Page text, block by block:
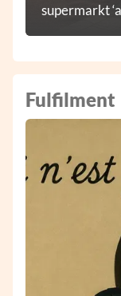
supermarkt
Fulfilment